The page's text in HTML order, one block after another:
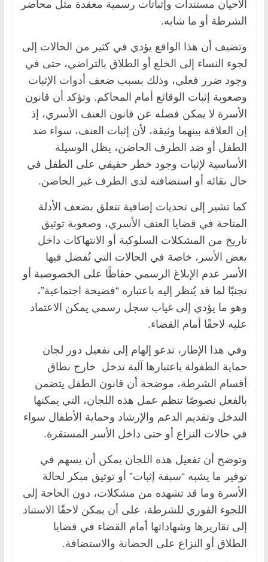
الأحيان مستندات وإثباتات رسمية معقدة مثل محاضر
الشرطة أو ما شابه.
وتضيف أن هذا الواقع يؤدي في كثير من الحالات إلى
لجوء النساء إلى الخلع أو الطلاق بالتراضي، حتى في
وجود ضرر فعلي، وذلك بسبب ضعف أدوات الإثبات
وصعوبة إثبات الوقائع أمام المحاكم. وتؤكد أن قانون
الأسرة لا يمكن فصله عن قانون العنف الأسري، إذ
إن العلاقة بينهما وثيقة، لأن إثبات العنف، سواء ضد
الطفل أو ضد الطرف الحاضن، يظل الوسيلة
الأساسية لإثبات وجود خطر حقيقي على الطفل في
حال بقائه أو استضافته لدى الطرف غير الحاضن.
كما تشير إلى تحديات إضافية تتعلق بضعف الأدلة
المتاحة في قضايا العنف الأسري، وصعوبة توثيق
تاريخ من المشكلات السلوكية أو الانتهاكات داخل
بعض الأسر، خاصة في الحالات التي تُفضل فيها
الأسر عدم الإبلاغ الرسمي حفاظًا على الخصوصية أو
تجنبًا لما قد يُنظر إليه باعتباره “فضيحة اجتماعية”،
وهو ما يؤدي إلى غياب سجل رسمي يمكن الاعتماد
عليه لاحقًا أمام القضاء.
وفي هذا الإطار، تدعو إلهام إلى تفعيل دور لجان
حماية الطفولة باعتبارها آلية تدخل خارج نطاق
أقسام الشرطة، موضحة أن قانون الطفل يتضمن
بالفعل نصوصًا تنظم عمل هذه اللجان، التي يمكنها
التدخل وتقديم الدعم والإرشاد وحماية الأطفال سواء
في حالات النزاع أو حتى داخل الأسر المستقرة.
وتوضح أن تفعيل هذه اللجان يمكن أن يسهم في
توفير ما يشبه “سبقة إثبات” أو توثيق مبكر لحالة
الأسرة وما قد تشهده من مشكلات، دون الحاجة إلى
اللجوء الفوري للشرطة، على أن يمكن لاحقًا الاستناد
إلى تقاريرها وشهاداتها أمام القضاء في قضايا
الطلاق أو النزاع على الحضانة والاستضافة.